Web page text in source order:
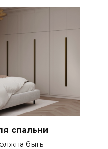
спальни
быть